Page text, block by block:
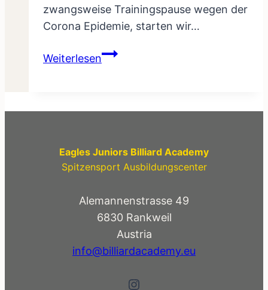
zwangsweise Trainingspause wegen der
Corona Epidemie, starten wir…
WeiterlesenSpiel
Eagles Juniors Billiard Academy
Spitzensport Ausbildungscenter
Alemannenstrasse 49
6830 Rankweil
Austria
info@billiardacademy.eu
Instagram